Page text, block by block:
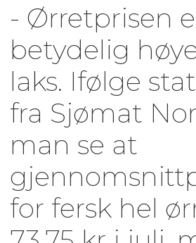
- Ørretprisen
betydelig
laks. Ifølge
fra Sjømat
man se at
for fersk hel